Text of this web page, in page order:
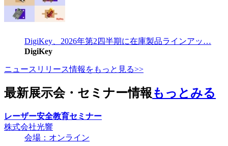
DigiKey、2026年第2四半期に在庫製品ラインアッ…
DigiKey
ニュースリリース情報をもっと見る>>
最新展示会・セミナー情報もっとみる
レーザー安全教育セミナー
株式会社光響
会場：オンライン